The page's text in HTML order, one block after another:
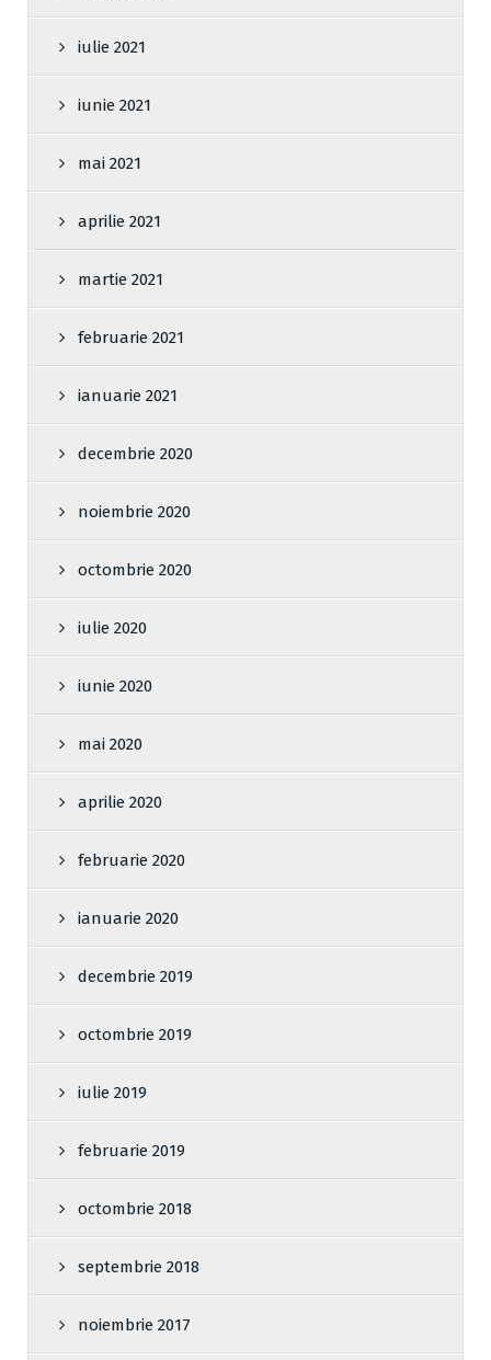
iulie 2021
iunie 2021
mai 2021
aprilie 2021
martie 2021
februarie 2021
ianuarie 2021
decembrie 2020
noiembrie 2020
octombrie 2020
iulie 2020
iunie 2020
mai 2020
aprilie 2020
februarie 2020
ianuarie 2020
decembrie 2019
octombrie 2019
iulie 2019
februarie 2019
octombrie 2018
septembrie 2018
noiembrie 2017